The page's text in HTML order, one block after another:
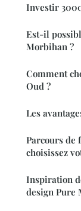
Investir
Est-il
Morbihan ?
Comment
Oud ?
Les
Parcours de
choisissez
Inspiration
design Pure